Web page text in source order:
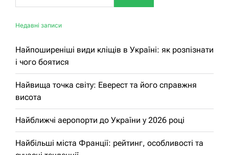
Недавні записи
Найпоширеніші види кліщів в Україні: як розпізнати
і чого боятися
Найвища точка світу: Еверест та його справжня
висота
Найближчі аеропорти до України у 2026 році
Найбільші міста Франції: рейтинг, особливості та